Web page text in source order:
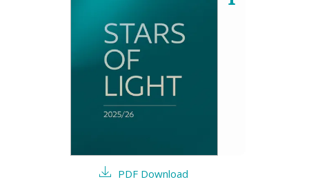
PDF Download